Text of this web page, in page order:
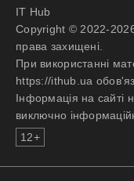
IT Hub
Copyright © 2022-
права захищені.
При використанні
https://ithub.ua
Інформація на сайті
виключно
12+